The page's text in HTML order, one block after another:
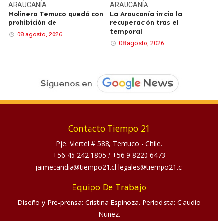
ARAUCANÍA
Molinera Temuco quedó con
prohibición de
08 agosto, 2026
ARAUCANÍA
La Araucanía inicia la
recuperación tras el
temporal
08 agosto, 2026
Contacto Tiempo 21
Pje. Viertel # 588, Temuco - Chile.
+56 45 242 1805 / +56 9 8220 6473
jaimecandia@tiempo21.cl legales@tiempo21.cl
Equipo De Trabajo
Diseño y Pre-prensa: Cristina Espinoza. Periodista: Claudio
Nuñez.